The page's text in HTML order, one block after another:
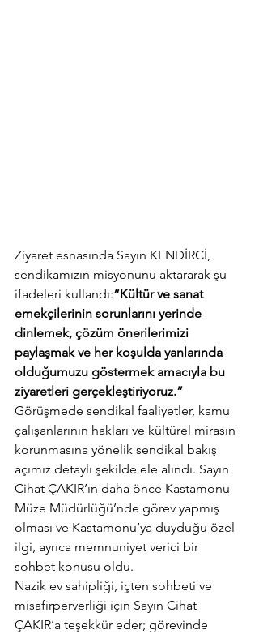
Ziyaret esnasında Sayın KENDİRCİ,
sendikamızın misyonunu aktararak şu
ifadeleri kullandı:“Kültür ve sanat
emekçilerinin sorunlarını yerinde
dinlemek, çözüm önerilerimizi
paylaşmak ve her koşulda yanlarında
olduğumuzu göstermek amacıyla bu
ziyaretleri gerçekleştiriyoruz.”
Görüşmede sendikal faaliyetler, kamu
çalışanlarının hakları ve kültürel mirasın
korunmasına yönelik sendikal bakış
açımız detaylı şekilde ele alındı. Sayın
Cihat ÇAKIR’ın daha önce Kastamonu
Müze Müdürlüğü’nde görev yapmış
olması ve Kastamonu’ya duyduğu özel
ilgi, ayrıca memnuniyet verici bir
sohbet konusu oldu.
Nazik ev sahipliği, içten sohbeti ve
misafirperverliği için Sayın Cihat
ÇAKIR’a teşekkür eder; görevinde